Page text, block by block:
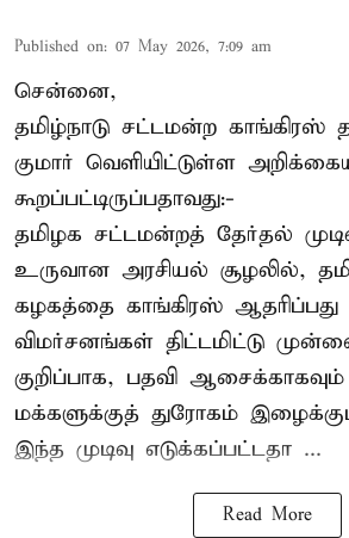
Published on: 07 May 2026, 7:09 am
சென்னை,
தமிழ்நாடு சட்டமன்ற
குமார் வெளியிட்டுள்ள
கூறப்பட்டிருப்பதாவது:-
தமிழக சட்டமன்றத் தேர்தல்
உருவான அரசியல் சூழலில்,
கழகத்தை காங்கிரஸ் ஆதரிப்பது
விமர்சனங்கள் திட்டமிட்டு
குறிப்பாக, பதவி
மக்களுக்குத் துரோகம்
இந்த முடிவு எடுக்கப்பட்டதா ...
Read More